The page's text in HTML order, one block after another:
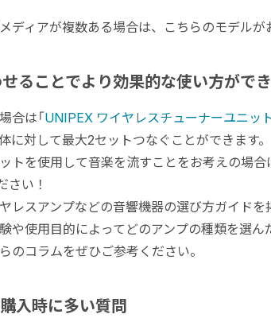
ディアが複数ある場合は、こちらのモデルが
ることでより効果的な使い方ができ
合は「UNIPEX ワイヤレスチューナーユニッ
に対して最大2セットつなぐことができます。
トを使用して音楽を流すことをお考えの場合
さい！
レスアンプなどの音響機器の選び方ガイド
や使用目的によってどのアンプの種類を選ん
のコラムをぜひご参考ください。
入時に多い質問